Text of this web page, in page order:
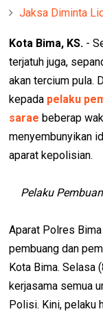
Jaksa Diminta
Kota Bima, KS. -
terjatuh juga,
akan tercium pula.
kepada pelaku
sarae beberap
menyembunyikan
aparat kepolisian.
Pelaku
Aparat Polres
pembuang dan
Kota Bima. Selasa
kerjasama semua
Polisi. Kini, pelaku